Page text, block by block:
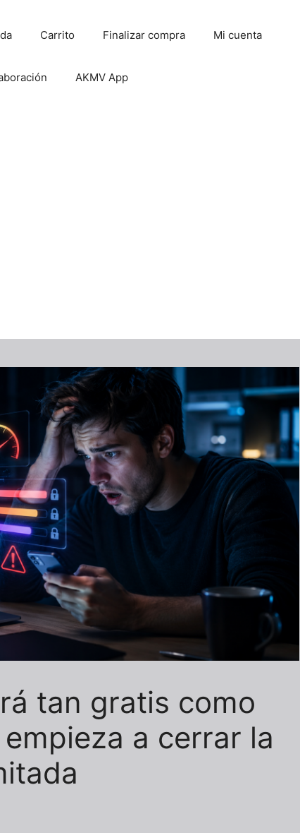
Carrito Finalizar compra Mi cuenta
AKMV App
tan gratis como
a cerrar la